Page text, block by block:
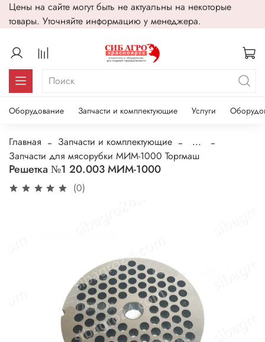
Цены на сайте могут быть не актуальны на некоторые
товары. Уточняйте информацию у менеджера.
Оборудование Запчасти и комплектующие Услуги
Главная Запчасти и комплектующие
...
Запчасти для мясорубки МИМ-1000 Торгмаш
Решетка №1 20.003 МИМ-1000
(0)